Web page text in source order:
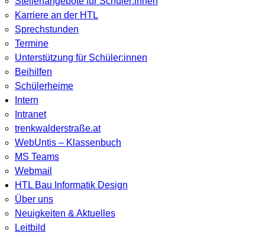
Karriere an der HTL
Sprechstunden
Termine
Unterstützung für Schüler:innen
Beihilfen
Schülerheime
Intern
Intranet
trenkwalderstraße.at
WebUntis – Klassenbuch
MS Teams
Webmail
HTL Bau Informatik Design
Über uns
Neuigkeiten & Aktuelles
Leitbild